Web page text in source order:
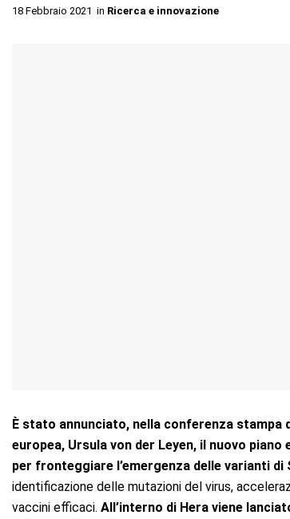
18 Febbraio 2021 in Ricerca e innovazione
È stato annunciato, nella conferenza stampa
europea, Ursula von der Leyen, il nuovo
per fronteggiare l’emergenza delle varianti di
identificazione delle mutazioni del virus,
vaccini efficaci. All’interno di Hera viene